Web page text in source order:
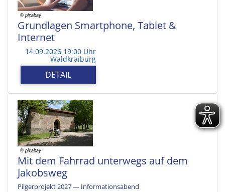
Grundlagen Smartphone, Tablet &
Internet
14.09.2026 19:00 Uhr
Waldkraiburg
DETAIL
Mit dem Fahrrad unterwegs auf dem
Jakobsweg
Pilgerprojekt 2027 — Informationsabend